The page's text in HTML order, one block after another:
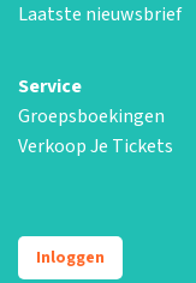
Laatste nieuwsbrief
Service
Groepsboekingen
Verkoop Je Tickets
Inloggen